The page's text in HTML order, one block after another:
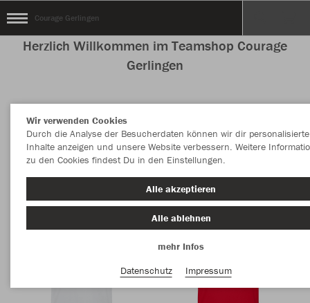
Courage Gerlingen
Herzlich Willkommen im Teamshop Courage
Gerlingen
Nachhaltig Farbe
Wir verwenden Cookies
Durch die Analyse der Besucherdaten können wir dir personalisierte
Inhalte anzeigen und unsere Website verbessern. Weitere
zu den Cookies findest Du in den Einstellungen.
Alle akzeptieren
Alle ablehnen
mehr Infos
Datenschutz
Impressum